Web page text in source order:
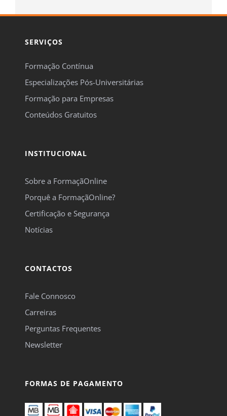
SERVIÇOS
Formação Contínua
Especializações Pós-Universitárias
Formação para Empresas
Conteúdos Gratuitos
INSTITUCIONAL
Sobre a FormaçãOnline
Porquê a FormaçãOnline?
Certificação e Segurança
Notícias
CONTACTOS
Fale Connosco
Carreiras
Perguntas Frequentes
Newsletter
FORMAS DE PAGAMENTO